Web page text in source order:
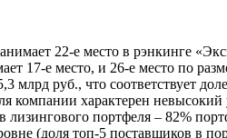
22-е место в рэнкинге
17-е место, и 26-е место по
млрд руб., что соответствует
характерен
лизингового портфеля – 82%
(доля топ-5 поставщиков в